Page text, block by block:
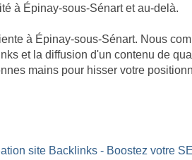
à Épinay-sous-Sénart et au-delà.
à Épinay-sous-Sénart. Nous
et la diffusion d'un contenu de
mains pour hisser votre
site Backlinks - Boostez votre